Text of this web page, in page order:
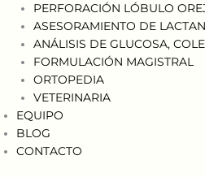
PERFORACIÓN LÓBULO
ASESORAMIENTO DE
ANÁLISIS DE GLUCOSA,
FORMULACIÓN MAGISTRAL
ORTOPEDIA
VETERINARIA
EQUIPO
BLOG
CONTACTO